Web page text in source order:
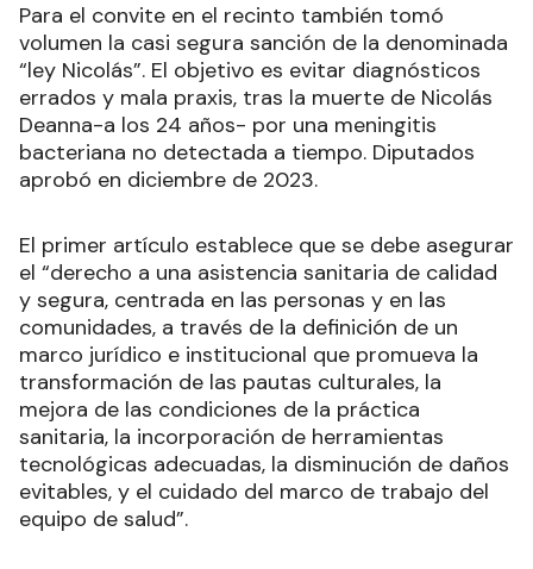
Para el convite en el recinto también tomó
volumen la casi segura sanción de la denominada
“ley Nicolás”. El objetivo es evitar diagnósticos
errados y mala praxis, tras la muerte de Nicolás
Deanna-a los 24 años- por una meningitis
bacteriana no detectada a tiempo. Diputados
aprobó en diciembre de 2023.
El primer artículo establece que se debe asegurar
el “derecho a una asistencia sanitaria de calidad
y segura, centrada en las personas y en las
comunidades, a través de la definición de un
marco jurídico e institucional que promueva la
transformación de las pautas culturales, la
mejora de las condiciones de la práctica
sanitaria, la incorporación de herramientas
tecnológicas adecuadas, la disminución de daños
evitables, y el cuidado del marco de trabajo del
equipo de salud”.